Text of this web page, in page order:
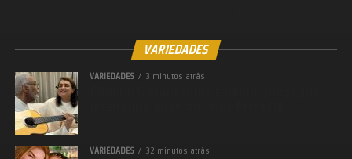
VARIEDADES
VARIEDADES 3 minutos atrás
VARIEDADES 32 minutos atrás